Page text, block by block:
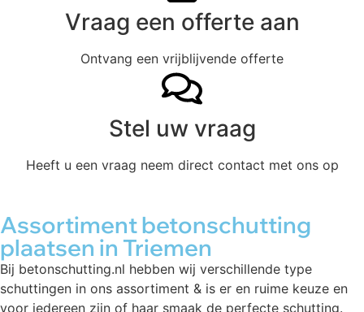
Vraag een offerte aan
Ontvang een vrijblijvende offerte
Stel uw vraag
Heeft u een vraag neem direct contact met ons op
Assortiment betonschutting
plaatsen in Triemen
Bij betonschutting.nl hebben wij verschillende type
schuttingen in ons assortiment & is er en ruime keuze en
voor iedereen zijn of haar smaak de perfecte schutting.